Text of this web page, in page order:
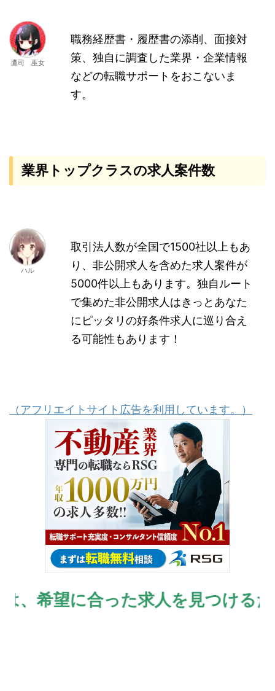
鷹司 巫女
職務経歴書・履歴書の添削、面接対
策、独自に調査した業界・企業情報
などの転職サポートをおこないま
す。
業界トップクラスの求人案件数
ハル
取引法人数が全国で1500社以上もあ
り、非公開求人を含めた求人案件が
5000件以上もあります。独自ルート
で集めた非公開求人はきっとあなた
にピッタリの好条件求人に巡り合え
る可能性もあります！
（アフリエイトサイト広告を利用しています。）
望に合った求人を見つけるため